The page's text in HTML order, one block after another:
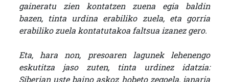
gaineratu zien kontatzen zuena egia baldin
bazen, tinta urdina erabiliko zuela, eta gorria
erabiliko zuela kontatutakoa faltsua izanez gero.
Eta, hara non, presoaren lagunek lehenengo
eskutitza jaso zuten, tinta urdinez idatzia:
Siberian uste baino askoz hobeto zegoela, janaria